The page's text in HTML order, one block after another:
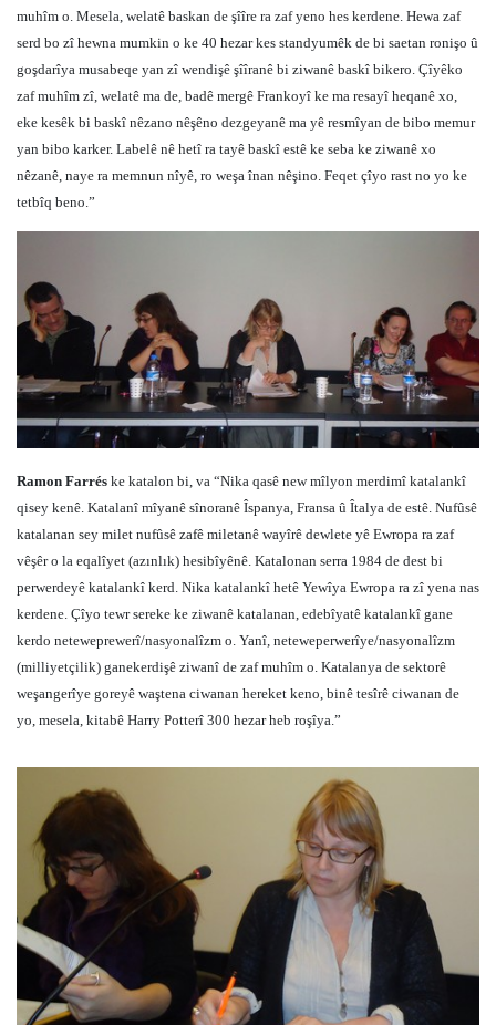
muhîm o. Mesela, welatê baskan de şîîre ra zaf yeno hes kerdene. Hewa zaf
serd bo zî hewna mumkin o ke 40 hezar kes standyumêk de bi saetan ronişo û
goşdarîya musabeqe yan zî wendişê şîîranê bi ziwanê baskî bikero. Çîyêko
zaf muhîm zî, welatê ma de, badê mergê Frankoyî ke ma resayî heqanê xo,
eke kesêk bi baskî nêzano nêşêno dezgeyanê ma yê resmîyan de bibo memur
yan bibo karker. Labelê nê hetî ra tayê baskî estê ke seba ke ziwanê xo
nêzanê, naye ra memnun nîyê, ro weşa înan nêşino. Feqet çîyo rast no yo ke
tetbîq beno.”
Ramon Farrés ke katalon bi, va “Nika qasê new mîlyon merdimî katalankî
qisey kenê. Katalanî mîyanê sînoranê Îspanya, Fransa û Îtalya de estê. Nufûsê
katalanan sey milet nufûsê zafê miletanê wayîrê dewlete yê Ewropa ra zaf
vêşêr o la eqalîyet (azınlık) hesibîyênê. Katalonan serra 1984 de dest bi
perwerdeyê katalankî kerd. Nika katalankî hetê Yewîya Ewropa ra zî yena nas
kerdene. Çîyo tewr sereke ke ziwanê katalanan, edebîyatê katalankî gane
kerdo neteweprewerî/nasyonalîzm o. Yanî, neteweperwerîye/nasyonalîzm
(milliyetçilik) ganekerdişê ziwanî de zaf muhîm o. Katalanya de sektorê
weşangerîye goreyê waştena ciwanan hereket keno, binê tesîrê ciwanan de
yo, mesela, kitabê Harry Potterî 300 hezar heb roşîya.”